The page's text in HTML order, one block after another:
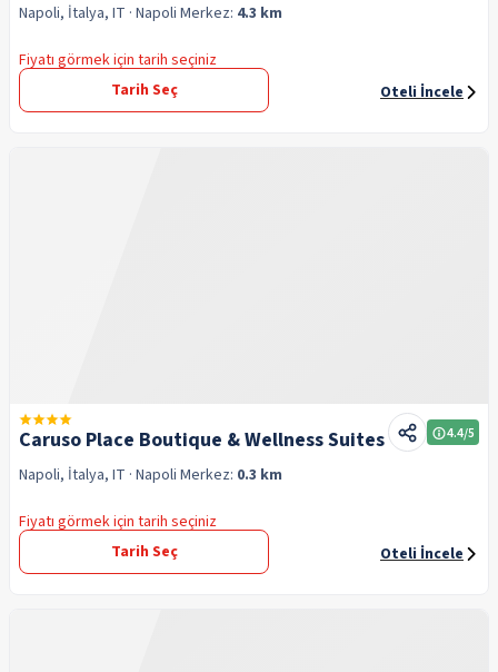
Napoli, İtalya, IT · Napoli Merkez: 4.3 km
Fiyatı görmek için tarih seçiniz
Tarih Seç
Oteli İncele
Caruso Place Boutique & Wellness Suites 4.4/5
Napoli, İtalya, IT · Napoli Merkez: 0.3 km
Fiyatı görmek için tarih seçiniz
Tarih Seç
Oteli İncele